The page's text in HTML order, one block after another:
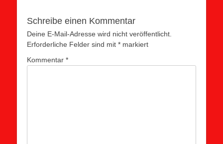
Schreibe einen Kommentar
Deine E-Mail-Adresse wird nicht veröffentlicht.
Erforderliche Felder sind mit * markiert
Kommentar *